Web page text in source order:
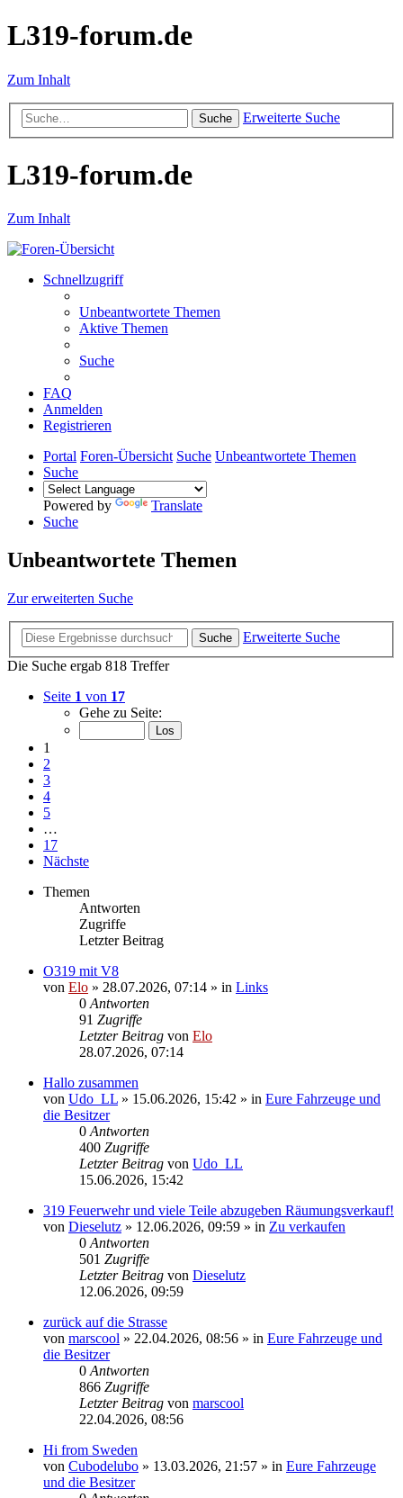
L319-forum.de
Zum Inhalt
Suche Erweiterte Suche
L319-forum.de
Zum Inhalt
Schnellzugriff
Unbeantwortete Themen
Aktive Themen
Suche
FAQ
Anmelden
Registrieren
Portal Foren-Übersicht Suche Unbeantwortete Themen
Suche
Powered by
Translate
Suche
Unbeantwortete Themen
Zur erweiterten Suche
Suche
Erweiterte Suche
Die Suche ergab 818 Treffer
Seite 1 von 17
Gehe zu Seite:
1
2
3
4
5
…
17
Nächste
Themen
Antworten
Zugriffe
Letzter Beitrag
O319 mit V8
von Elo » 28.07.2026, 07:14 » in Links
0 Antworten
91 Zugriffe
Letzter Beitrag von Elo
28.07.2026, 07:14
Hallo zusammen
von Udo_LL » 15.06.2026, 15:42 » in Eure Fahrzeuge und
die Besitzer
0 Antworten
400 Zugriffe
Letzter Beitrag von Udo_LL
15.06.2026, 15:42
319 Feuerwehr und viele Teile abzugeben Räumungsverkauf!
von Dieselutz » 12.06.2026, 09:59 » in Zu verkaufen
0 Antworten
501 Zugriffe
Letzter Beitrag von Dieselutz
12.06.2026, 09:59
zurück auf die Strasse
von marscool » 22.04.2026, 08:56 » in Eure Fahrzeuge und
die Besitzer
0 Antworten
866 Zugriffe
Letzter Beitrag von marscool
22.04.2026, 08:56
Hi from Sweden
von Cubodelubo » 13.03.2026, 21:57 » in Eure Fahrzeuge
und die Besitzer